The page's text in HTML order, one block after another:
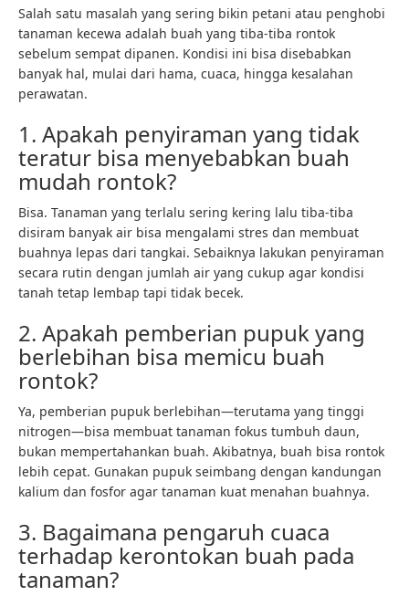
Salah satu masalah yang sering bikin petani atau penghobi
tanaman kecewa adalah buah yang tiba-tiba rontok
sebelum sempat dipanen. Kondisi ini bisa disebabkan
banyak hal, mulai dari hama, cuaca, hingga kesalahan
perawatan.
1. Apakah penyiraman yang tidak
teratur bisa menyebabkan buah
mudah rontok?
Bisa. Tanaman yang terlalu sering kering lalu tiba-tiba
disiram banyak air bisa mengalami stres dan membuat
buahnya lepas dari tangkai. Sebaiknya lakukan penyiraman
secara rutin dengan jumlah air yang cukup agar kondisi
tanah tetap lembap tapi tidak becek.
2. Apakah pemberian pupuk yang
berlebihan bisa memicu buah
rontok?
Ya, pemberian pupuk berlebihan—terutama yang tinggi
nitrogen—bisa membuat tanaman fokus tumbuh daun,
bukan mempertahankan buah. Akibatnya, buah bisa rontok
lebih cepat. Gunakan pupuk seimbang dengan kandungan
kalium dan fosfor agar tanaman kuat menahan buahnya.
3. Bagaimana pengaruh cuaca
terhadap kerontokan buah pada
tanaman?